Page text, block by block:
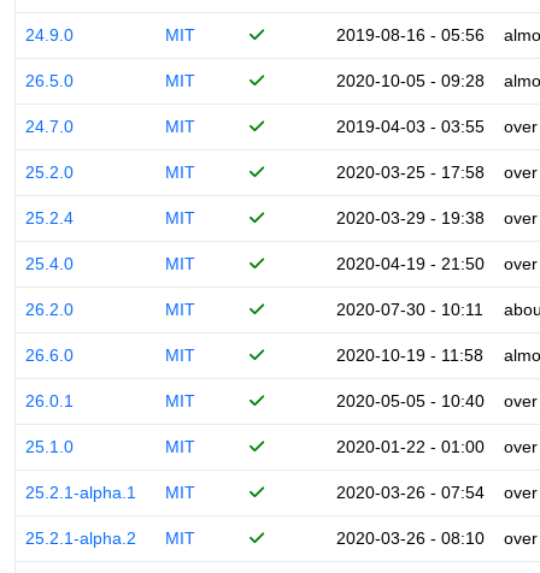
24.9.0 MIT 2019-08-16 - 05:56
26.5.0 MIT 2020-10-05 - 09:28
24.7.0 MIT 2019-04-03 - 03:55
25.2.0 MIT 2020-03-25 - 17:58
25.2.4 MIT 2020-03-29 - 19:38
25.4.0 MIT 2020-04-19 - 21:50
26.2.0 MIT 2020-07-30 - 10:11
26.6.0 MIT 2020-10-19 - 11:58
26.0.1 MIT 2020-05-05 - 10:40
25.1.0 MIT 2020-01-22 - 01:00
25.2.1-alpha.1 MIT 2020-03-26 - 07:54
25.2.1-alpha.2 MIT 2020-03-26 - 08:10